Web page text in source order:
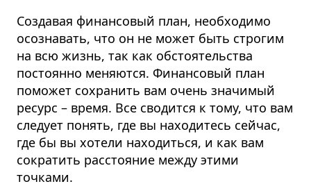
Создавая финансовый план, необходимо
осознавать, что он не может быть строгим
на всю жизнь, так как обстоятельства
постоянно меняются. Финансовый план
поможет сохранить вам очень значимый
ресурс – время. Все сводится к тому, что вам
следует понять, где вы находитесь сейчас,
где бы вы хотели находиться, и как вам
сократить расстояние между этими
точками.